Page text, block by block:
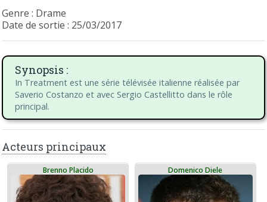
Genre : Drame
Date de sortie : 25/03/2017
Synopsis :
In Treatment est une série télévisée italienne réalisée par
Saverio Costanzo et avec Sergio Castellitto dans le rôle
principal.
Acteurs principaux
Brenno Placido Domenico Diele